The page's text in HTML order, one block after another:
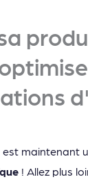
est maintenant
! Allez plus